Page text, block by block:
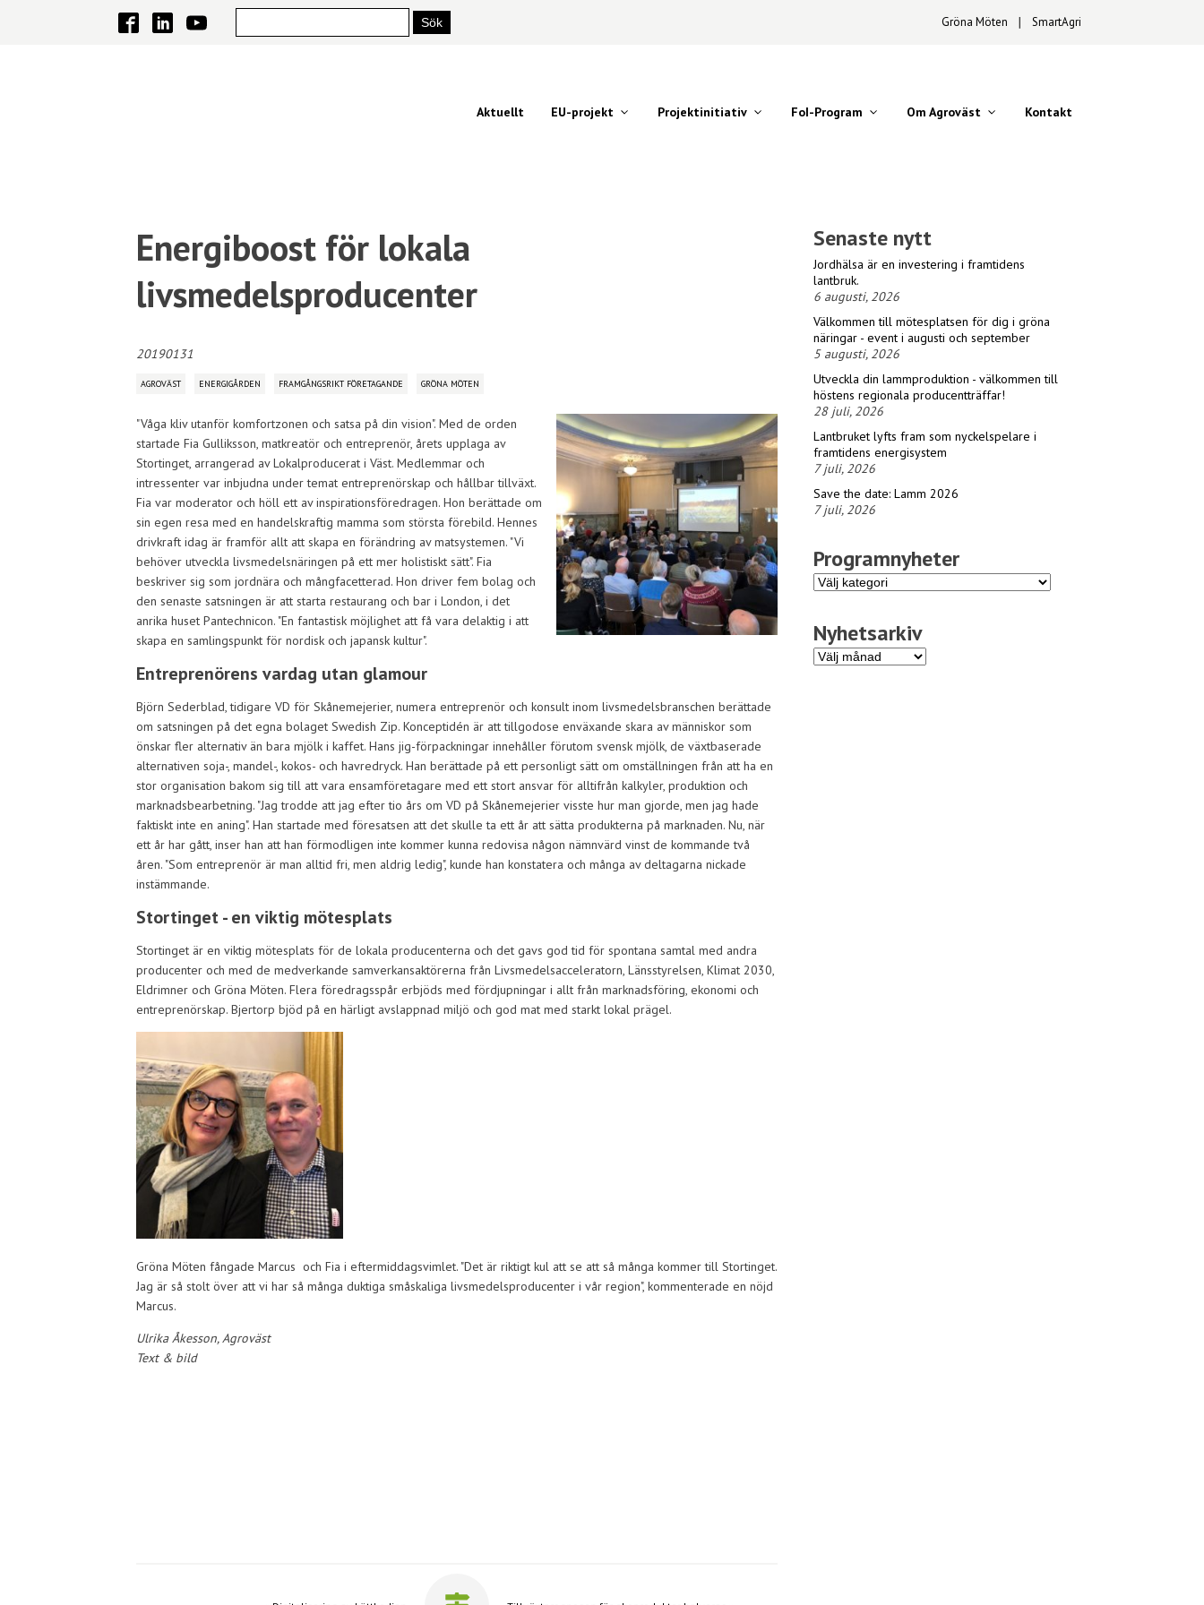
Gröna Möten ∣ SmartAgri
Aktuellt EU-projekt Projektinitiativ FoI-Program Om Agroväst Kontakt
Energiboost för lokala
livsmedelsproducenter
20190131
AGROVÄST ENERGIGÅRDEN FRAMGÅNGSRIKT FÖRETAGANDE GRÖNA MÖTEN
"Våga kliv utanför komfortzonen och satsa på din vision". Med de orden
startade Fia Gulliksson, matkreatör och entreprenör, årets upplaga av
Stortinget, arrangerad av Lokalproducerat i Väst. Medlemmar och
intressenter var inbjudna under temat entreprenörskap och hållbar tillväxt.
Fia var moderator och höll ett av inspirationsföredragen. Hon berättade om
sin egen resa med en handelskraftig mamma som största förebild. Hennes
drivkraft idag är framför allt att skapa en förändring av matsystemen. "Vi
behöver utveckla livsmedelsnäringen på ett mer holistiskt sätt". Fia
beskriver sig som jordnära och mångfacetterad. Hon driver fem bolag och
den senaste satsningen är att starta restaurang och bar i London, i det
anrika huset Pantechnicon. "En fantastisk möjlighet att få vara delaktig i att
skapa en samlingspunkt för nordisk och japansk kultur".
Entreprenörens vardag utan glamour
Björn Sederblad, tidigare VD för Skånemejerier, numera entreprenör och konsult inom livsmedelsbranschen berättade
om satsningen på det egna bolaget Swedish Zip. Konceptidén är att tillgodose enväxande skara av människor som
önskar fler alternativ än bara mjölk i kaffet. Hans jig-förpackningar innehåller förutom svensk mjölk, de växtbaserade
alternativen soja-, mandel-, kokos- och havredryck. Han berättade på ett personligt sätt om omställningen från att ha en
stor organisation bakom sig till att vara ensamföretagare med ett stort ansvar för alltifrån kalkyler, produktion och
marknadsbearbetning. "Jag trodde att jag efter tio års om VD på Skånemejerier visste hur man gjorde, men jag hade
faktiskt inte en aning". Han startade med föresatsen att det skulle ta ett år att sätta produkterna på marknaden. Nu, när
ett år har gått, inser han att han förmodligen inte kommer kunna redovisa någon nämnvärd vinst de kommande två
åren. "Som entreprenör är man alltid fri, men aldrig ledig", kunde han konstatera och många av deltagarna nickade
instämmande.
Stortinget - en viktig mötesplats
Stortinget är en viktig mötesplats för de lokala producenterna och det gavs god tid för spontana samtal med andra
producenter och med de medverkande samverkansaktörerna från Livsmedelsacceleratorn, Länsstyrelsen, Klimat 2030,
Eldrimner och Gröna Möten. Flera föredragsspår erbjöds med fördjupningar i allt från marknadsföring, ekonomi och
entreprenörskap. Bjertorp bjöd på en härligt avslappnad miljö och god mat med starkt lokal prägel.
Gröna Möten fångade Marcus och Fia i eftermiddagsvimlet. "Det är riktigt kul att se att så många kommer till Stortinget.
Jag är så stolt över att vi har så många duktiga småskaliga livsmedelsproducenter i vår region", kommenterade en nöjd
Marcus.
Ulrika Åkesson, Agroväst
Text & bild
Senaste nytt
Jordhälsa är en investering i framtidens
lantbruk.
6 augusti, 2026
Välkommen till mötesplatsen för dig i gröna
näringar - event i augusti och september
5 augusti, 2026
Utveckla din lammproduktion - välkommen till
höstens regionala producentträffar!
28 juli, 2026
Lantbruket lyfts fram som nyckelspelare i
framtidens energisystem
7 juli, 2026
Save the date: Lamm 2026
7 juli, 2026
Programnyheter
Programnyheter
Nyhetsarkiv
Nyhetsarkiv